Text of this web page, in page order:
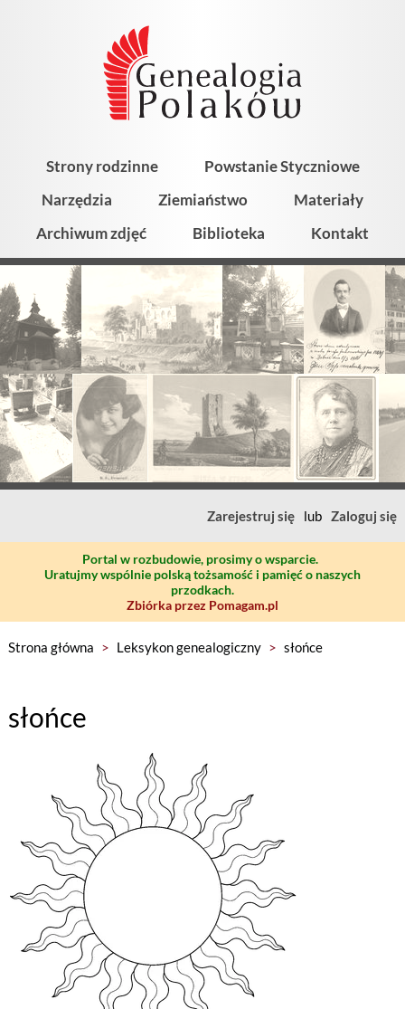
Strony rodzinne
Powstanie Styczniowe
Narzędzia
Ziemiaństwo
Materiały
Archiwum zdjęć
Biblioteka Kontakt
Zarejestruj się lub Zaloguj się
Portal w rozbudowie, prosimy o wsparcie.
Uratujmy wspólnie polską tożsamość i pamięć o naszych
przodkach.
Zbiórka przez Pomagam.pl
Strona główna > Leksykon genealogiczny > słońce
słońce